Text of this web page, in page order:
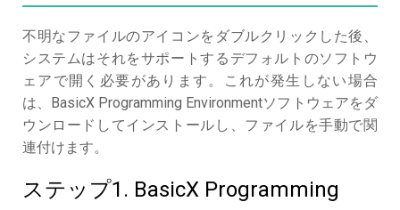
不明なファイルのアイコンをダブルクリックした後、
システムはそれをサポートするデフォルトのソフトウ
ェアで開く必要があります。これが発生しない場合
は、BasicX Programming Environmentソフトウェアをダ
ウンロードしてインストールし、ファイルを手動で関
連付けます。
ステップ1. BasicX Programming